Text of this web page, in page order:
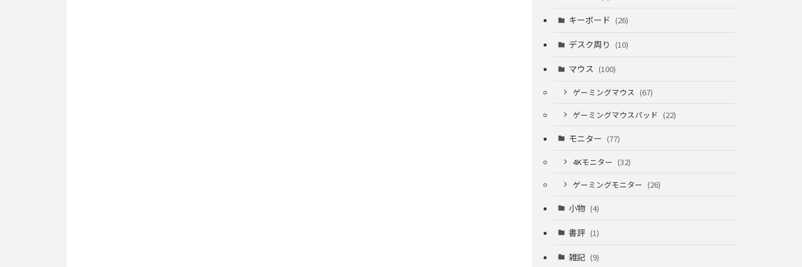
キーボード (26)
デスク周り (10)
マウス (100)
ゲーミングマウス (67)
ゲーミングマウスパッド (22)
モニター (77)
4Kモニター (32)
ゲーミングモニター (26)
小物 (4)
書評 (1)
雑記 (9)